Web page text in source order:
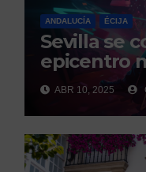
ANDALUCÍA ÉCIJA
Sevilla se
epicentro
gaming
los GEM
ABR 10, 2025